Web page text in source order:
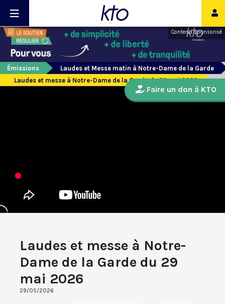
Contenu sponsorisé
Émissions
Laudes et Messe matin à Notre-Dame de la Garde
Laudes et messe à Notre-Dame de la Garde du 29 mai 2026
Laudes et messe à Notre-
Dame de la Garde du 29
mai 2026
29/05/2026
Faire un don à KTO